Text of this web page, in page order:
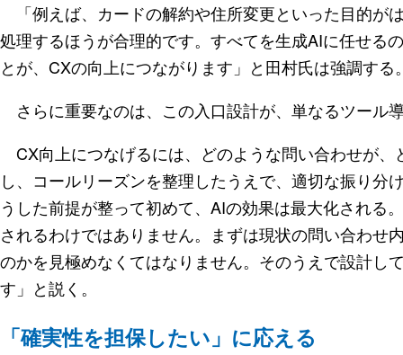
「例えば、カードの解約や住所変更といった目的が
処理するほうが合理的です。すべてを生成AIに任せる
とが、CXの向上につながります」と田村氏は強調する
さらに重要なのは、この入口設計が、単なるツール
CX向上につなげるには、どのような問い合わせが
し、コールリーズンを整理したうえで、適切な振り分
うした前提が整って初めて、AIの効果は最大化される
されるわけではありません。まずは現状の問い合わせ
のかを見極めなくてはなりません。そのうえで設計し
す」と説く。
「確実性を担保したい」に応える